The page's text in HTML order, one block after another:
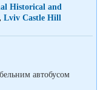
Historical and
Lviv Castle Hill
автобусом